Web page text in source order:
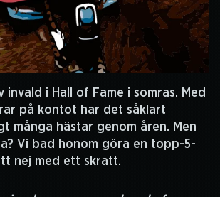
invald i Hall of Fame i somras. Med
på kontot har det såklart
många hästar genom åren. Men
Vi bad honom göra en topp-5-
nej med ett skratt.